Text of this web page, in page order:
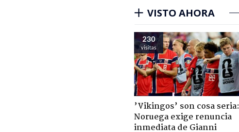
VISTO AHORA
230
visitas
’Vikingos’ son cosa seria:
Noruega exige renuncia
inmediata de Gianni